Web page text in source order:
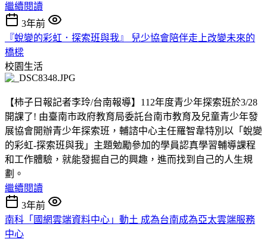
繼續閱讀
3年前
『蛻變的彩虹．探索班與我』 兒少協會陪伴走上改變未來的
橋樑
校園生活
【柿子日報記者李玲/台南報導】112年度青少年探索班於3/28
開課了! 由臺南市政府教育局委託台南市教育及兒童青少年發
展協會開辦青少年探索班，輔諮中心主任羅智韋特別以「蛻變
的彩虹-探索班與我」主題勉勵參加的學員認真學習輔導課程
和工作體驗，就能發掘自己的興趣，進而找到自己的人生規
劃。
繼續閱讀
3年前
南科「國網雲端資料中心」動土 成為台南成為亞太雲端服務
中心